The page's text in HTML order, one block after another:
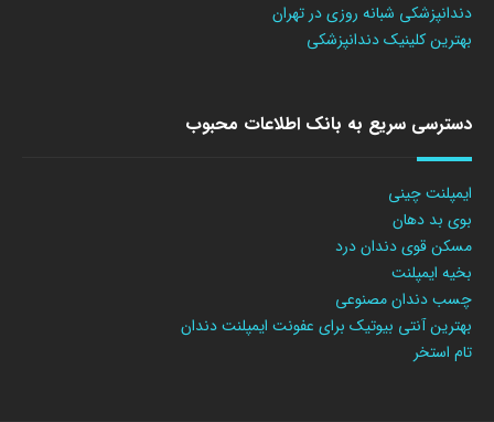
دندانپزشکی شبانه روزی در تهران
بهترین کلینیک دندانپزشکی
دسترسی سریع به بانک اطلاعات محبوب
ایمپلنت چینی
بوی بد دهان
مسکن قوی دندان درد
بخیه ایمپلنت
چسب دندان مصنوعی
بهترین آنتی بیوتیک برای عفونت ایمپلنت دندان
تام استخر